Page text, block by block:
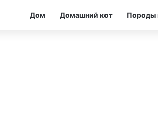
Дом Домашний кот Породы